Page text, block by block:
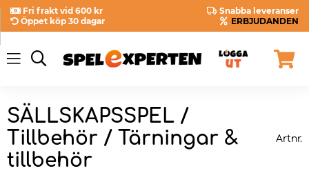
Fri frakt vid 600 kr
Snabba leveranser
Öppet köp 30 dagar
ERBJUDANDEN
SÄLLSKAPSSPEL /
Tillbehör / Tärningar &
tillbehör
Artnr.